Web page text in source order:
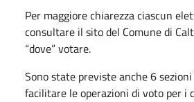
Per maggiore chiarezza ciascun
consultare il sito del Comune di
“dove” votare.
Sono state previste anche 6
facilitare le operazioni di voto per i